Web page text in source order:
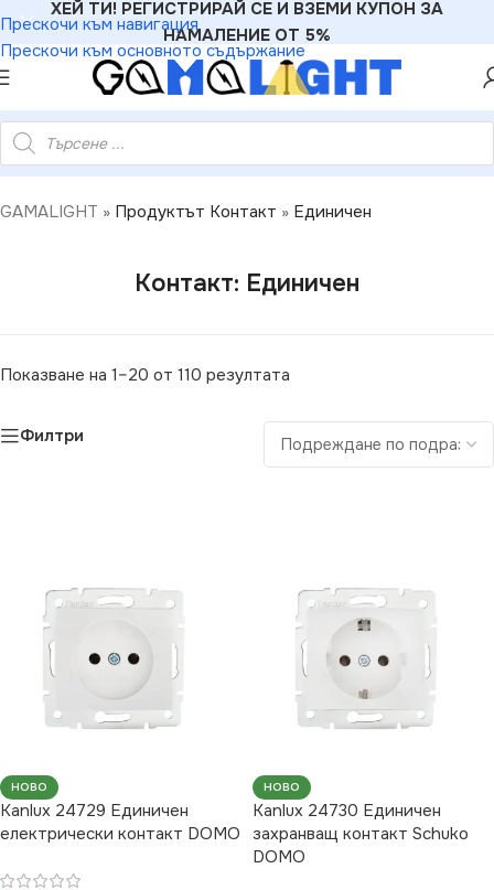
Прескочи към навигация
Прескочи към основното съдържание
ХЕЙ ТИ! РЕГИСТРИРАЙ СЕ И ВЗЕМИ КУПОН ЗА
НАМАЛЕНИЕ ОТ 5%
GAMALIGHT » Продуктът Контакт » Единичен
Контакт: Единичен
Показване на 1–20 от 110 резултата
Филтри
НОВО
Kanlux 24729 Единичен
електрически контакт DOMO
НОВО
Kanlux 24730 Единичен
захранващ контакт Schuko
DOMO